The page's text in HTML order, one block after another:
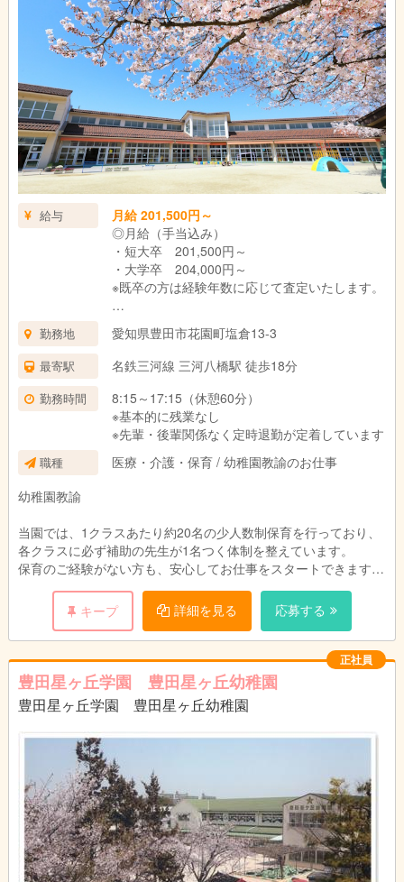
給与
月給 201,500円～
◎月給（手当込み）
・短大卒 201,500円～
・大学卒 204,000円～
※既卒の方は経験年数に応じて査定いたします。
≪内訳≫
・基本給
短大卒 191,500円
大学卒 194,000円
・職務手当 10,000円
◎各種手当・賞与など
・通勤手当：実費支給（上限50,000円）
・賞与：年2回（実績計4ヶ月分）
・昇給：年1回
勤務地 愛知県豊田市花園町塩倉13-3
最寄駅 名鉄三河線 三河八橋駅 徒歩18分
勤務時間
8:15～17:15（休憩60分）
※基本的に残業なし
※先輩・後輩関係なく定時退勤が定着しています
職種
医療・介護・保育 / 幼稚園教諭のお仕事
幼稚園教諭
当園では、1クラスあたり約20名の少人数制保育を行っており、
各クラスに必ず補助の先生が1名つく体制を整えています。
保育のご経験がない方も、安心してお仕事をスタートできます。
また、園支援アプリやタブレットを導入し、業務の効率化を図る
ことで、教員の負担を軽減。
保育に集中できる環境づくりを進めています。
通園児の多くは地元・若園や花園地区から通っており、スクール
バスの運行はありません。
バス業務がない分、落ち着いて子どもたちと向き合える時間をし
っかり確保できます。
キープ 詳細を見る 応募する
正社員
豊田星ヶ丘学園 豊田星ヶ丘幼稚園
豊田星ヶ丘学園 豊田星ヶ丘幼稚園